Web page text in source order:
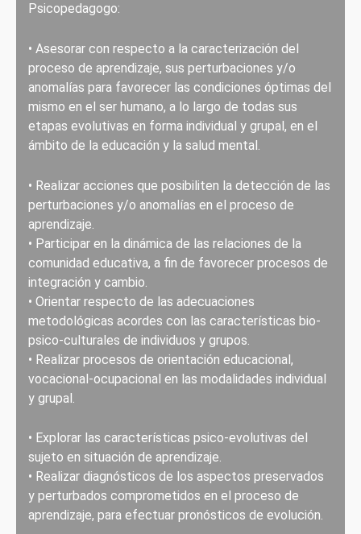
Psicopedagogo:
• Asesorar con respecto a la caracterización del
proceso de aprendizaje, sus perturbaciones y/o
anomalías para favorecer las condiciones óptimas del
mismo en el ser humano, a lo largo de todas sus
etapas evolutivas en forma individual y grupal, en el
ámbito de la educación y la salud mental.
• Realizar acciones que posibiliten la detección de las
perturbaciones y/o anomalías en el proceso de
aprendizaje.
• Participar en la dinámica de las relaciones de la
comunidad educativa, a fin de favorecer procesos de
integración y cambio.
• Orientar respecto de las adecuaciones
metodológicas acordes con las características bio-
psico-culturales de individuos y grupos.
• Realizar procesos de orientación educacional,
vocacional-ocupacional en las modalidades individual
y grupal.
• Explorar las características psico-evolutivas del
sujeto en situación de aprendizaje.
• Realizar diagnósticos de los aspectos preservados
y perturbados comprometidos en el proceso de
aprendizaje, para efectuar pronósticos de evolución.